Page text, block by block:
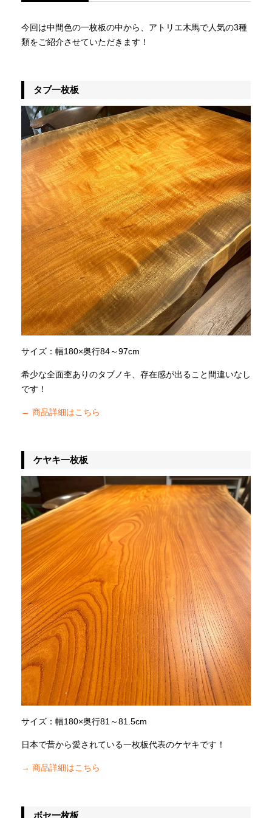
今回は中間色の一枚板の中から、アトリエ木馬で人気の3種
類をご紹介させていただきます！
タブ一枚板
サイズ：幅180×奥行84～97cm
希少な全面杢ありのタブノキ、存在感が出ること間違いなし
です！
→ 商品詳細はこちら
ケヤキ一枚板
サイズ：幅180×奥行81～81.5cm
日本で昔から愛されている一枚板代表のケヤキです！
→ 商品詳細はこちら
ボセ一枚板